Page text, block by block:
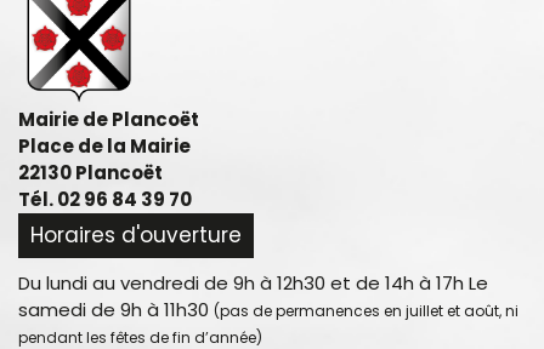
Mairie de Plancoët
Place de la Mairie
22130 Plancoët
Tél. 02 96 84 39 70
Horaires d'ouverture
Du lundi au vendredi de 9h à 12h30 et de 14h à 17h Le
samedi de 9h à 11h30 (pas de permanences en juillet et août, ni
pendant les fêtes de fin d’année)